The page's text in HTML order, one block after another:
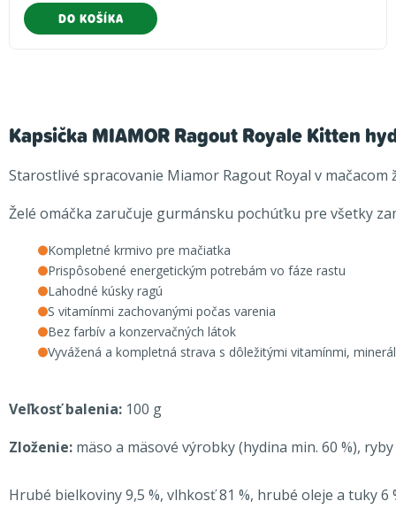
DO KOŠÍKA
Kapsička MIAMOR Ragout Royale Kitten
Starostlivé spracovanie Miamor Ragout Royal v
Želé omáčka zaručuje gurmánsku pochúťku pre všetky
Kompletné krmivo pre mačiatka
Prispôsobené energetickým potrebám vo fáze rastu
Lahodné kúsky ragú
S vitamínmi zachovanými počas varenia
Bez farbív a konzervačných látok
Vyvážená a kompletná strava s dôležitými vitamínmi,
Veľkosť balenia: 100 g
Zloženie: mäso a mäsové výrobky (hydina min. 60 %),
Hrubé bielkoviny 9,5 %, vlhkosť 81 %, hrubé oleje a tuky